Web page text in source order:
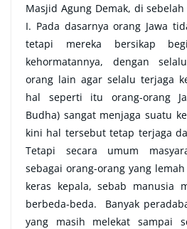
Masjid Agung Demak, di
I. Pada dasarnya orang Jawa
tetapi mereka bersikap
kehormatannya, dengan
orang lain agar selalu terjaga
hal seperti itu orang-orang
Budha) sangat menjaga suatu
kini hal tersebut tetap terjaga
Tetapi secara umum
sebagai orang-orang yang
keras kepala, sebab manusia
berbeda-beda. Banyak
yang masih melekat sampai